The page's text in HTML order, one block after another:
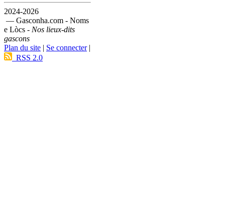
2024-2026
— Gasconha.com - Noms
e Lòcs - Nos lieux-dits
gascons
Plan du site | Se connecter|
RSS 2.0